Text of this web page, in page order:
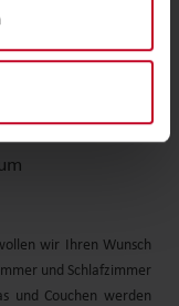
wir Ihren Wunsch
und Schlafzimmer
und Couchen werden